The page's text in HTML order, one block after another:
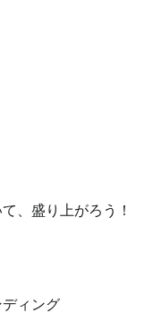
、盛り上がろう！
ィング
別にご
連絡・